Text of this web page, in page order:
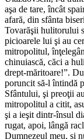
aşa de tare, încât
afară, din sfânta
Tovarăşii hulitorului
picioarele lui şi au
mitropolitul,
chinuiască, căci a
drept-măritoare!”.
poruncit să-l întindă
Sfântului, şi preoţii
mitropolitul a citit,
şi a ieşit dintr-însul
rugat, apoi, lângă
Dumnezeul meu, şi